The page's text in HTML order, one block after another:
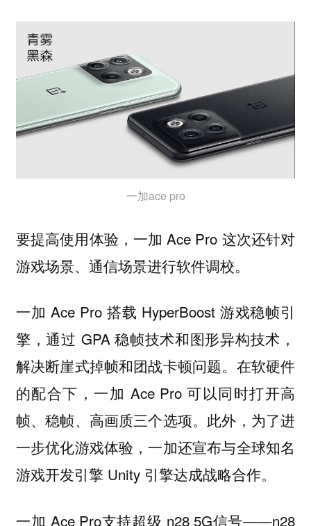
一加ace pro
要提高使用体验，一加 Ace Pro 这次还针对
游戏场景、通信场景进行软件调校。
一加 Ace Pro 搭载 HyperBoost 游戏稳帧引
擎，通过 GPA 稳帧技术和图形异构技术，
解决断崖式掉帧和团战卡顿问题。在软硬件
的配合下，一加 Ace Pro 可以同时打开高
帧、稳帧、高画质三个选项。此外，为了进
一步优化游戏体验，一加还宣布与全球知名
游戏开发引擎 Unity 引擎达成战略合作。
一加 Ace Pro支持超级 n28 5G信号——n28